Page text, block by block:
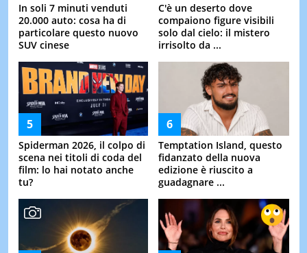
In soli 7 minuti venduti
20.000 auto: cosa ha di
particolare questo nuovo
SUV cinese
C'è un deserto dove
compaiono figure visibili
solo dal cielo: il mistero
irrisolto da ...
Spiderman 2026, il colpo di
scena nei titoli di coda del
film: lo hai notato anche
tu?
Temptation Island, questo
fidanzato della nuova
edizione è riuscito a
guadagnare ...